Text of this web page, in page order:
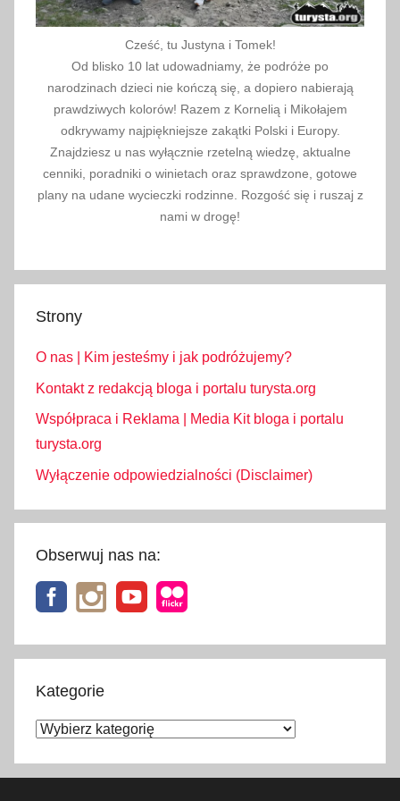
Cześć, tu Justyna i Tomek!
Od blisko 10 lat udowadniamy, że podróże po
narodzinach dzieci nie kończą się, a dopiero nabierają
prawdziwych kolorów! Razem z Kornelią i Mikołajem
odkrywamy najpiękniejsze zakątki Polski i Europy.
Znajdziesz u nas wyłącznie rzetelną wiedzę, aktualne
cenniki, poradniki o winietach oraz sprawdzone, gotowe
plany na udane wycieczki rodzinne. Rozgość się i ruszaj z
nami w drogę!
Strony
O nas | Kim jesteśmy i jak podróżujemy?
Kontakt z redakcją bloga i portalu turysta.org
Współpraca i Reklama | Media Kit bloga i portalu
turysta.org
Wyłączenie odpowiedzialności (Disclaimer)
Obserwuj nas na:
Kategorie
Kategorie